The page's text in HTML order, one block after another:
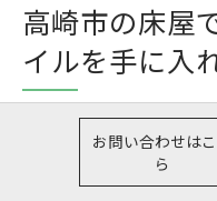
高崎市の床屋
イルを手に入
理想のヘアスタイル
高崎市の床屋では、理
お問い合わせは
ら